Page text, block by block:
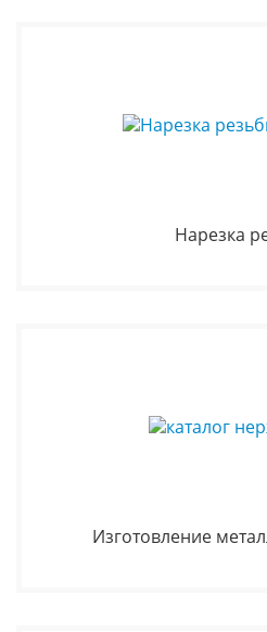
Нарезка
Изготовление